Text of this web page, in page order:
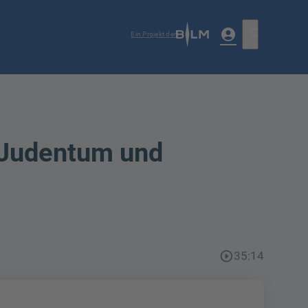
Ein Projekt der account_circle
und
play_circle_outline35:14